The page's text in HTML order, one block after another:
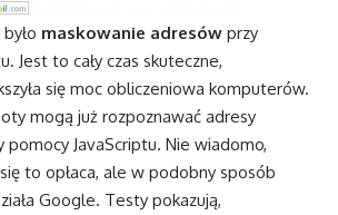
maskowanie adresów przy
Jest to cały czas skuteczne,
się moc obliczeniowa komputerów.
mogą już rozpoznawać adresy
pomocy JavaScriptu. Nie wiadomo,
to opłaca, ale w podobny sposób
Google. Testy pokazują,